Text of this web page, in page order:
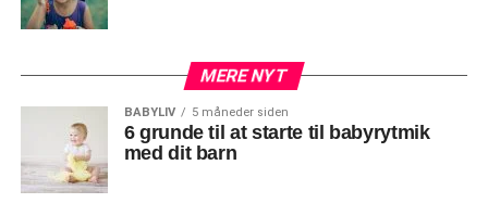
MERE NYT
BABYLIV 5 måneder siden
6 grunde til at starte til babyrytmik
med dit barn